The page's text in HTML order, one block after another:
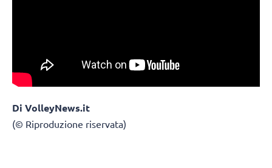
Di VolleyNews.it
(© Riproduzione riservata)